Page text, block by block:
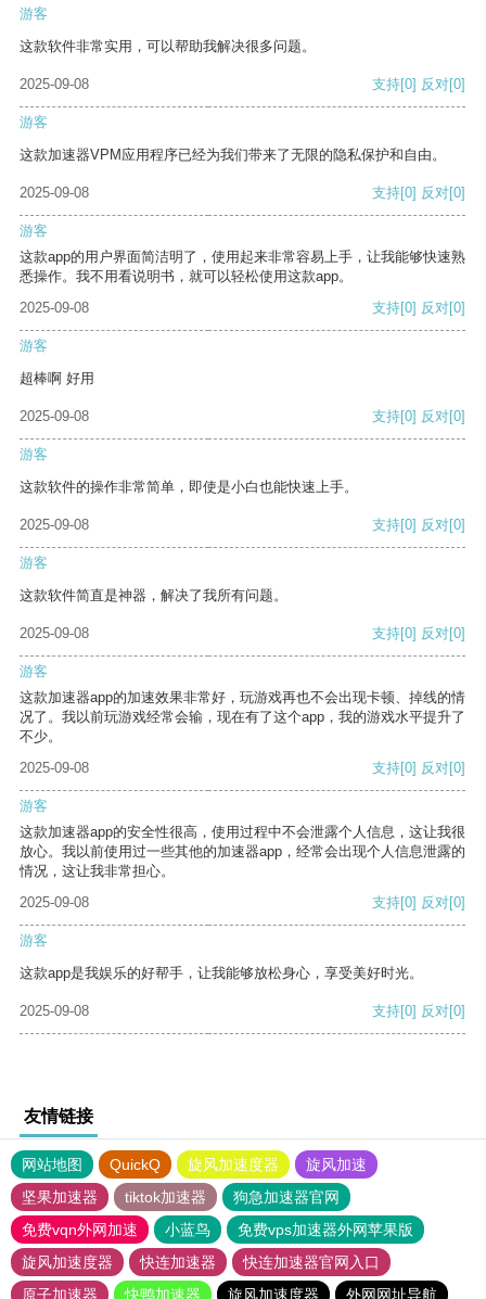
游客
这款软件非常实用，可以帮助我解决很多问题。
2025-09-08 支持[0] 反对[0]
游客
这款加速器VPM应用程序已经为我们带来了无限的隐私保护和自由。
2025-09-08 支持[0] 反对[0]
游客
这款app的用户界面简洁明了，使用起来非常容易上手，让我能够快速熟
悉操作。我不用看说明书，就可以轻松使用这款app。
2025-09-08
支持[0] 反对[0]
游客
超棒啊 好用
2025-09-08 支持[0] 反对[0]
游客
这款软件的操作非常简单，即使是小白也能快速上手。
2025-09-08 支持[0] 反对[0]
游客
这款软件简直是神器，解决了我所有问题。
2025-09-08 支持[0] 反对[0]
游客
这款加速器app的加速效果非常好，玩游戏再也不会出现卡顿、掉线的情
况了。我以前玩游戏经常会输，现在有了这个app，我的游戏水平提升了
不少。
2025-09-08
支持[0] 反对[0]
游客
这款加速器app的安全性很高，使用过程中不会泄露个人信息，这让我很
放心。我以前使用过一些其他的加速器app，经常会出现个人信息泄露的
情况，这让我非常担心。
2025-09-08
支持[0] 反对[0]
游客
这款app是我娱乐的好帮手，让我能够放松身心，享受美好时光。
2025-09-08 支持[0] 反对[0]
友情链接
网站地图 QuickQ 旋风加速度器
旋风加速
坚果加速器
tiktok加速器
狗急加速器官网
免费vqn外网加速
小蓝鸟
免费vps加速器外网苹果版
旋风加速度器
快连加速器
快连加速器官网入口
原子加速器
快鸭加速器 旋风加速度器 外网网址导航